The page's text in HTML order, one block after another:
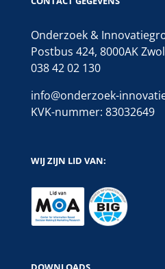
Onderzoek &
Postbus 424, 8000AK
038 42 02 130
info@onderzoek-
KVK-nummer: 83032649
WIJ ZIJN LID VAN: